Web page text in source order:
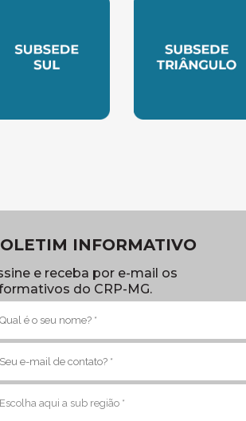
INFORMATIVO
e receba por e-mail os
do CRP-MG.